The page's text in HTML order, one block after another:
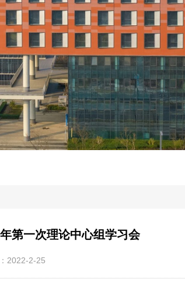
第一次理论中心组学习会
2022-2-25